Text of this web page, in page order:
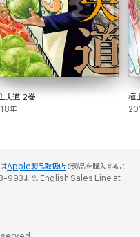
夫道 2巻
年
極
Apple製品取扱店で製品を購入するこ
993まで。English Sales Line at